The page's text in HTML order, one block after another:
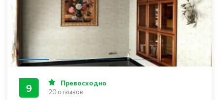
9 Превосходно
20 отзывов